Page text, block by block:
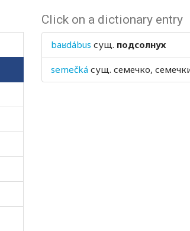
Click on a dictionary entry
baʁdábus сущ. подсолнух
semečká сущ. семечко,